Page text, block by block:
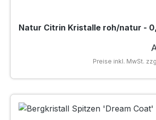
Natur Citrin Kristalle roh/natur -
Preise inkl. MwSt.